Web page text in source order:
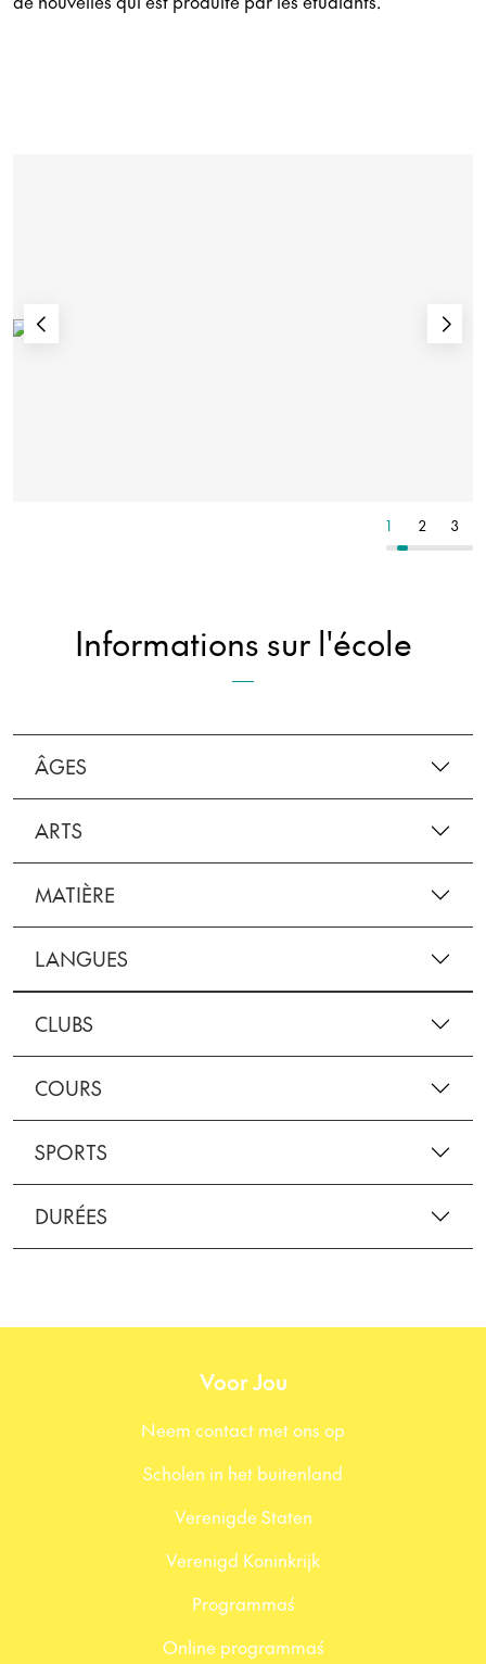
1 2 3
Informations sur l'école
ÂGES
ARTS
MATIÈRE
LANGUES
CLUBS
COURS
SPORTS
DURÉES
Voor Jou
Neem contact met ons op
Scholen in het buitenland
Verenigde Staten
Verenigd Koninkrijk
Programma´s
Online programma´s